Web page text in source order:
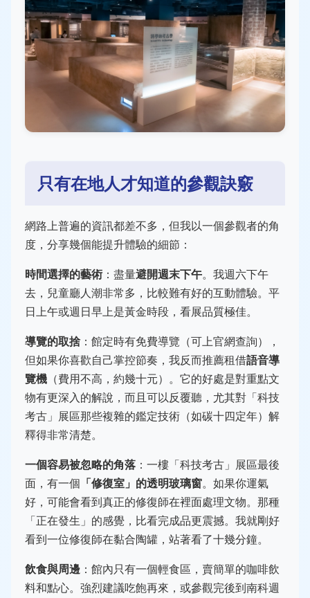
只有在地人才知道的參觀訣竅
網路上普遍的資訊都差不多，但我以一個參觀者的角
度，分享幾個能提升體驗的細節：
時間選擇的藝術 ：盡量避開週末下午。我週六下午
去，兒童廳人潮非常多，比較難有好的互動體驗。平
日上午或週日早上是黃金時段，看展品質極佳。
導覽的取捨：館定時有免費導覽（可上官網查詢），
但如果你喜歡自己掌控節奏，我反而推薦租借語音導
覽機 （費用不高，約幾十元）。它的好處是對重點文
物有更深入的解說，而且可以反覆聽，尤其對「科技
考古」展區那些複雜的鑑定技術（如碳十四定年）解
釋得非常清楚。
一個容易被忽略的角落 ：一樓「科技考古」展區最後
面，有一個 「修復室」的透明玻璃窗。如果你運氣
好，可能會看到真正的修復師在裡面處理文物。那種
「正在發生」的感覺，比看完成品更震撼。我就剛好
看到一位修復師在黏合陶罐，站著看了十幾分鐘。
飲食與周邊 ：館內只有一個輕食區，賣簡單的咖啡飲
料和點心。強烈建議吃飽再來，或參觀完後到南科週